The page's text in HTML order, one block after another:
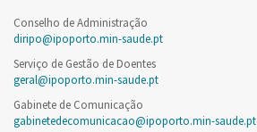
Conselho de Administração
diripo@ipoporto.min-saude.pt
Serviço de Gestão de Doentes
geral@ipoporto.min-saude.pt
Gabinete de Comunicação
gabinetedecomunicacao@ipoporto.min-saude.pt